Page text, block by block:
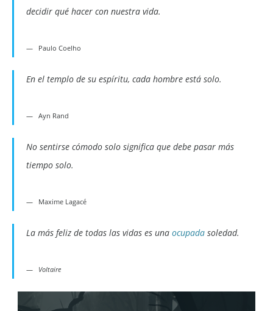
decidir qué hacer con nuestra vida.
Paulo Coelho
En el templo de su espíritu, cada hombre está solo.
Ayn Rand
No sentirse cómodo solo significa que debe pasar más
tiempo solo.
Maxime Lagacé
La más feliz de todas las vidas es una ocupada soledad.
Voltaire